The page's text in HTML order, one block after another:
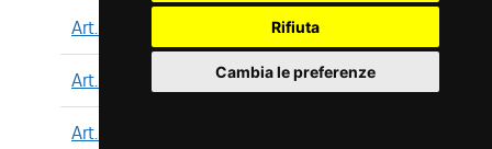
Rifiuta
Cambia le preferenze
Art. 200
Art. 201
Art. 202